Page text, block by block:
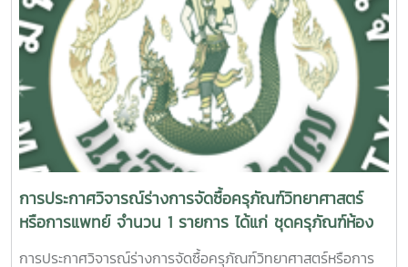
การประกาศวิจารณ์ร่างการจัดซื้อครุภัณฑ์วิทยาศาสตร์
หรือการแพทย์ จำนวน 1 รายการ ได้แก่ ชุดครุภัณฑ์ห้อง
ปฏิบัติการวิเคราะห์วิตามิน จำนวน 1 ชุด
การประกาศวิจารณ์ร่างการจัดซื้อครุภัณฑ์วิทยาศาสตร์หรือการ